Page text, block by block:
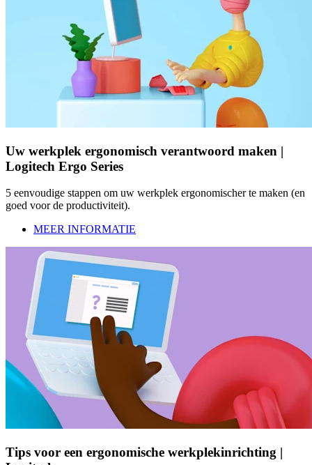
Uw werkplek ergonomisch verantwoord maken |
Logitech Ergo Series
5 eenvoudige stappen om uw werkplek ergonomischer te maken (en
goed voor de productiviteit).
MEER INFORMATIE
Tips voor een ergonomische werkplekinrichting |